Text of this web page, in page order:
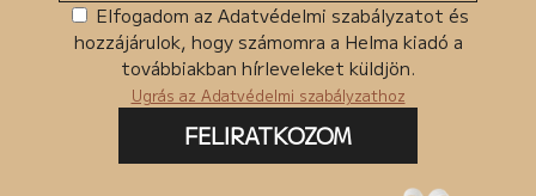
Elfogadom az Adatvédelmi szabályzatot és
hozzájárulok, hogy számomra a Helma kiadó a
továbbiakban hírleveleket küldjön.
Ugrás az Adatvédelmi szabályzathoz
FELIRATKOZOM